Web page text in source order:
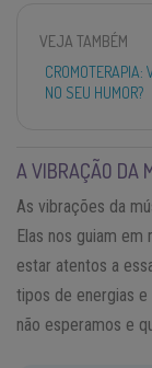
VEJA TAMBÉM
CROMOTERAPIA:
NO SEU HUMOR?
A VIBRAÇÃO DA
As vibrações da
Elas nos guiam
estar atentos a
tipos de energias e
não esperamos e